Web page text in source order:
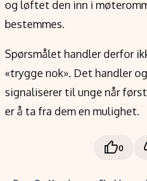
og løftet den inn i
bestemmes.
Spørsmålet handler derfor
«trygge nok». Det handler
signaliserer til unge når
er å ta fra dem en mulighet.
0